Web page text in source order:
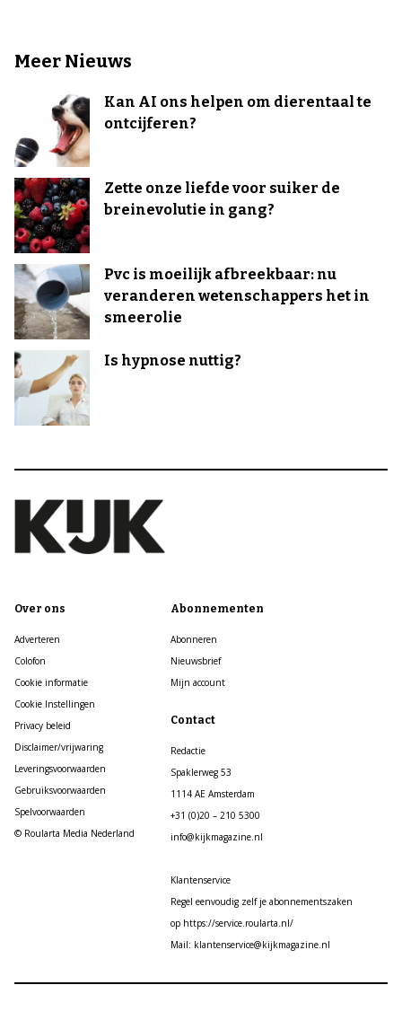
Meer Nieuws
Kan AI ons helpen om dierentaal te
ontcijferen?
Zette onze liefde voor suiker de
breinevolutie in gang?
Pvc is moeilijk afbreekbaar: nu
veranderen wetenschappers het in
smeerolie
Is hypnose nuttig?
Over ons
Adverteren
Colofon
Cookie informatie
Cookie Instellingen
Privacy beleid
Disclaimer/vrijwaring
Leveringsvoorwaarden
Gebruiksvoorwaarden
Spelvoorwaarden
© Roularta Media Nederland
Abonnementen
Abonneren
Nieuwsbrief
Mijn account
Contact
Redactie
Spaklerweg 53
1114 AE Amsterdam
+31 (0)20 – 210 5300
info@kijkmagazine.nl
Klantenservice
Regel eenvoudig zelf je abonnementszaken
op https://service.roularta.nl/
Mail: klantenservice@kijkmagazine.nl